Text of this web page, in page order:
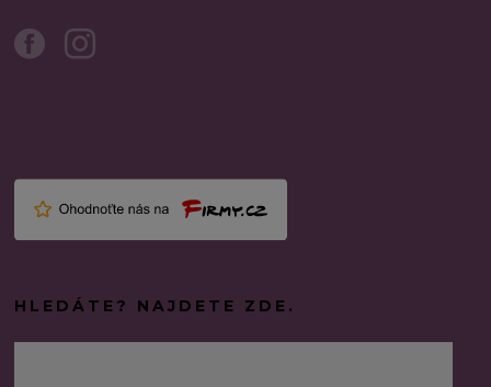
HLEDÁTE? NAJDETE ZDE.